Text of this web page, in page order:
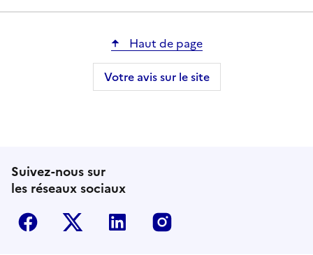
Haut de page
Votre avis sur le site
Suivez-nous sur
les réseaux sociaux
Facebook Twitter-X Linkedin